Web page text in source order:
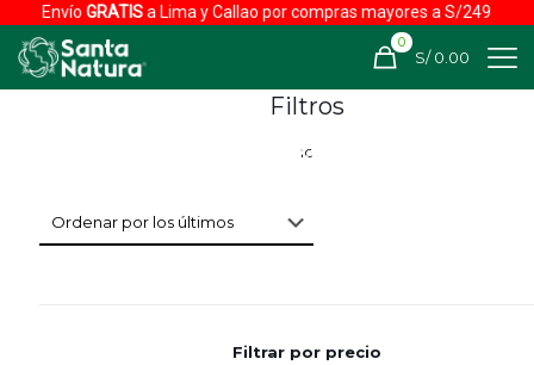
EnvíoGRATISa Lima y Callao por compras mayores a S/249
0
S/ 0.00
Filtros
Filtrar por precio